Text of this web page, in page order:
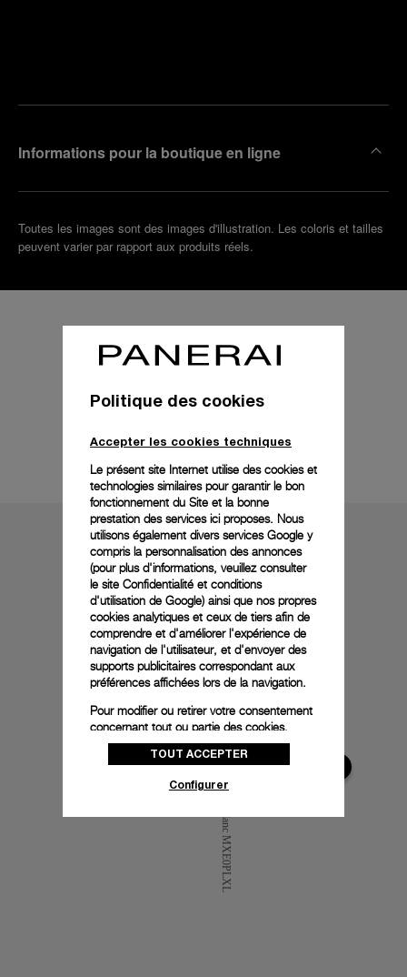
Informations pour la boutique en ligne
Toutes les images sont des images d'illustration. Les coloris et tailles
peuvent varier par rapport aux produits réels.
Détails techniques
Politique des cookies
Accepter les cookies techniques
Le présent site Internet utilise des cookies et
technologies similaires pour garantir le bon
fonctionnement du Site et la bonne
prestation des services ici proposes. Nous
utilisons également divers services Google y
compris la personnalisation des annonces
(pour plus d'informations, veuillez consulter
le site Confidentialité et conditions
d'utilisation de Google) ainsi que nos propres
cookies analytiques et ceux de tiers afin de
comprendre et d'améliorer l'expérience de
navigation de l'utilisateur, et d'envoyer des
supports publicitaires correspondant aux
préférences affichées lors de la navigation.
Pour modifier ou retirer votre consentement
concernant tout ou partie des cookies,
cliquez sur « Configurer » ou consultez notre
politique des cookiespour obtenir plus
donnez votre consentement pour l’utilisation
des cookies susmentionnés
En cliquant sur « Tout refuser », vous
donnez votre consentement uniquement
pour l’utilisation des cookies techniques.
TOUT ACCEPTER
Configurer